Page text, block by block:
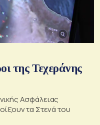
της Τεχεράνης
Ασφάλειας
τα Στενά του